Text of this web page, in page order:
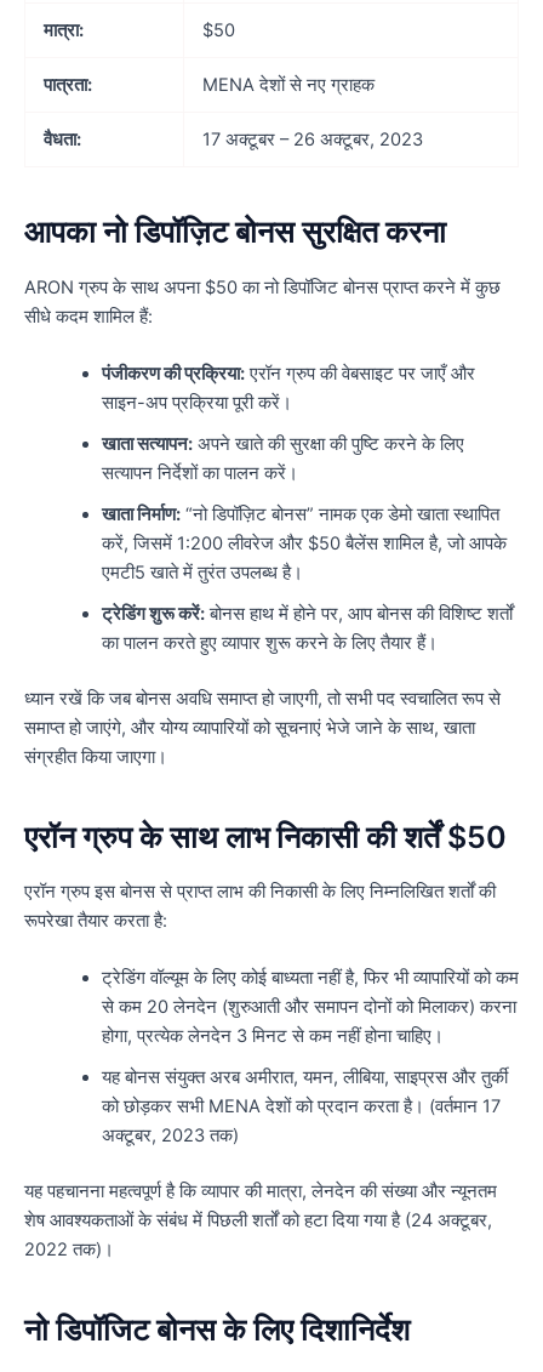
मात्रा: $50
पात्रता: MENA देशों से नए ग्राहक
वैधता: 17 अक्टूबर – 26 अक्टूबर, 2023
आपका नो डिपॉज़िट बोनस सुरक्षित करना
ARON ग्रुप के साथ अपना $50 का नो डिपॉजिट बोनस प्राप्त करने में कुछ
सीधे कदम शामिल हैं:
पंजीकरण की प्रक्रिया:एरॉन ग्रुप की वेबसाइट पर जाएँ और
साइन-अप प्रक्रिया पूरी करें।
खाता सत्यापन:अपने खाते की सुरक्षा की पुष्टि करने के लिए
सत्यापन निर्देशों का पालन करें।
खाता निर्माण:“नो डिपॉज़िट बोनस” नामक एक डेमो खाता स्थापित
करें, जिसमें 1:200 लीवरेज और $50 बैलेंस शामिल है, जो आपके
एमटी5 खाते में तुरंत उपलब्ध है।
ट्रेडिंग शुरू करें:बोनस हाथ में होने पर, आप बोनस की विशिष्ट शर्तों
का पालन करते हुए व्यापार शुरू करने के लिए तैयार हैं।
ध्यान रखें कि जब बोनस अवधि समाप्त हो जाएगी, तो सभी पद स्वचालित रूप से
समाप्त हो जाएंगे, और योग्य व्यापारियों को सूचनाएं भेजे जाने के साथ, खाता
संग्रहीत किया जाएगा।
एरॉन ग्रुप के साथ लाभ निकासी की शर्तें $50
एरॉन ग्रुप इस बोनस से प्राप्त लाभ की निकासी के लिए निम्नलिखित शर्तों की
रूपरेखा तैयार करता है:
ट्रेडिंग वॉल्यूम के लिए कोई बाध्यता नहीं है, फिर भी व्यापारियों को कम
से कम 20 लेनदेन (शुरुआती और समापन दोनों को मिलाकर) करना
होगा, प्रत्येक लेनदेन 3 मिनट से कम नहीं होना चाहिए।
यह बोनस संयुक्त अरब अमीरात, यमन, लीबिया, साइप्रस और तुर्की
को छोड़कर सभी MENA देशों को प्रदान करता है। (वर्तमान 17
अक्टूबर, 2023 तक)
यह पहचानना महत्वपूर्ण है कि व्यापार की मात्रा, लेनदेन की संख्या और न्यूनतम
शेष आवश्यकताओं के संबंध में पिछली शर्तों को हटा दिया गया है (24 अक्टूबर,
2022 तक)।
नो डिपॉजिट बोनस के लिए दिशानिर्देश